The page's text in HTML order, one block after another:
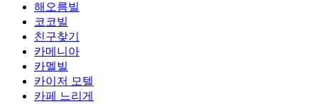
해오름빌
코코빌
친구찾기
카메니아
카멜빌
카이저 모텔
카페 느리게